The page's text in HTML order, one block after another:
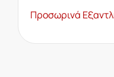
Προσωρινά